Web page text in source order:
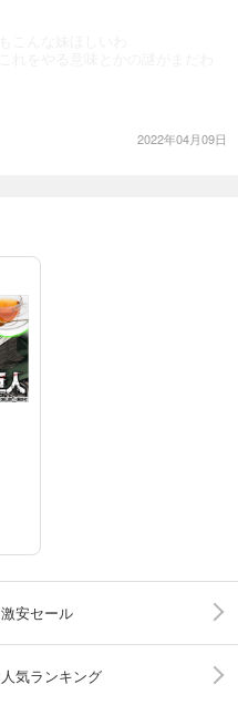
2022年04月09日
激安セール
人気ランキング